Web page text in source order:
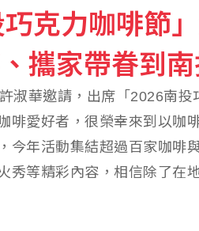
巧克力咖啡節
攜家帶眷到
淑華邀請，出席「2026南投
啡愛好者，很榮幸來到以咖
今年活動集結超過百家咖啡
秀等精彩內容，相信除了在